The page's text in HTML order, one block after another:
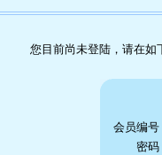
您目前尚未登陆，请在
会员编号
密码